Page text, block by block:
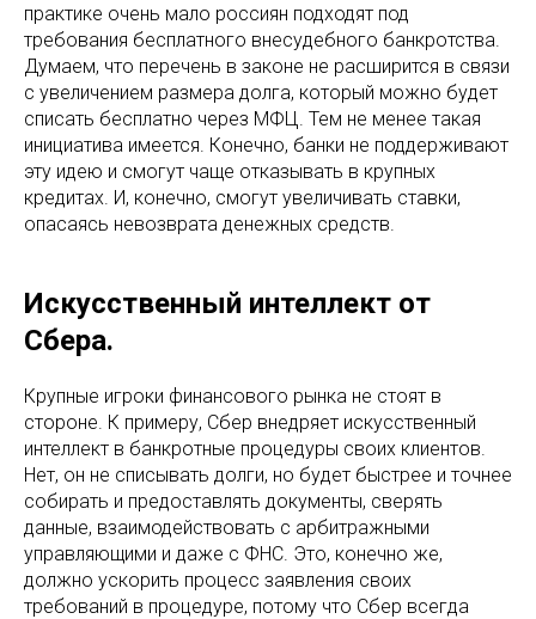
практике очень мало россиян подходят под
требования бесплатного внесудебного банкротства.
Думаем, что перечень в законе не расширится в связи
с увеличением размера долга, который можно будет
списать бесплатно через МФЦ. Тем не менее такая
инициатива имеется. Конечно, банки не поддерживают
эту идею и смогут чаще отказывать в крупных
кредитах. И, конечно, смогут увеличивать ставки,
опасаясь невозврата денежных средств.
Искусственный интеллект от
Сбера.
Крупные игроки финансового рынка не стоят в
стороне. К примеру, Сбер внедряет искусственный
интеллект в банкротные процедуры своих клиентов.
Нет, он не списывать долги, но будет быстрее и точнее
собирать и предоставлять документы, сверять
данные, взаимодействовать с арбитражными
управляющими и даже с ФНС. Это, конечно же,
должно ускорить процесс заявления своих
требований в процедуре, потому что Сбер всегда